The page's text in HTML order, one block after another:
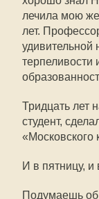
лечила мою
лет.
удивительной
терпеливости
Тридцать лет
студент,
«Московского
И в пятницу, и
Подумаешь